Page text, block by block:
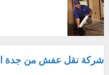
شركة نقل عفش من جدة